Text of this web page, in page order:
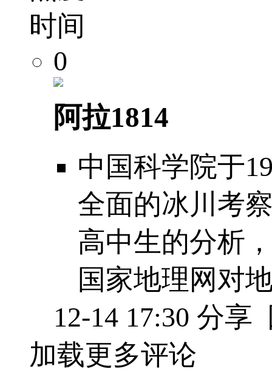
时间
0
阿拉1814
中国科学院于
全面的冰川考
高中生的分析
国家地理网对
12-14 17:30 分享
加载更多评论